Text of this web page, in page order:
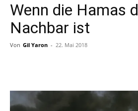
Wenn die Hamas
Nachbar ist
Von Gil Yaron - 22. Mai 2018